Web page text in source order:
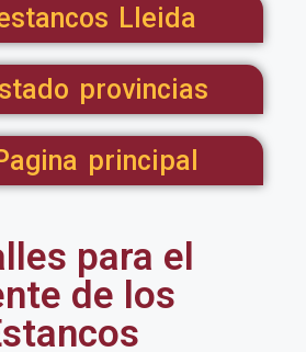
Lleida
provincias
principal
para el
de los